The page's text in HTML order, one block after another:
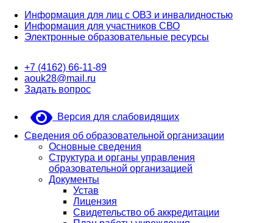
Информация для лиц с ОВЗ и инвалидностью
Информация для участников СВО
Электронные образовательные ресурсы
+7 (4162) 66-11-89
aouk28@mail.ru
Задать вопрос
Версия для слабовидящих
Сведения об образовательной организации
Основные сведения
Структура и органы управления
образовательной организацией
Документы
Устав
Лицензия
Свидетельство об аккредитации